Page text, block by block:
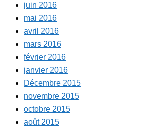
juin 2016
mai 2016
avril 2016
mars 2016
février 2016
janvier 2016
Décembre 2015
novembre 2015
octobre 2015
août 2015